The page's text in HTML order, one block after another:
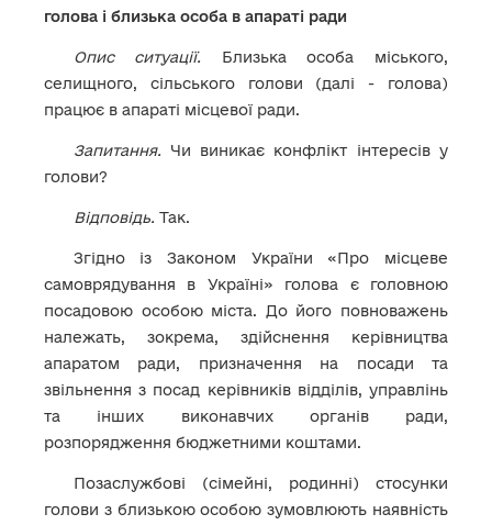
голова і близька особа в апараті ради
Опис ситуації. Близька особа міського,
селищного, сільського голови (далі - голова)
працює в апараті місцевої ради.
Запитання.Чи виникає конфлікт інтересів у
голови?
Відповідь.Так.
Згідно із Законом України «Про місцеве
самоврядування в Україні» голова є головною
посадовою особою міста. До його повноважень
належать, зокрема, здійснення керівництва
апаратом ради, призначення на посади та
звільнення з посад керівників відділів, управлінь
та інших виконавчих органів ради,
розпорядження бюджетними коштами.
Позаслужбові (сімейні, родинні) стосунки
голови з близькою особою зумовлюють наявність